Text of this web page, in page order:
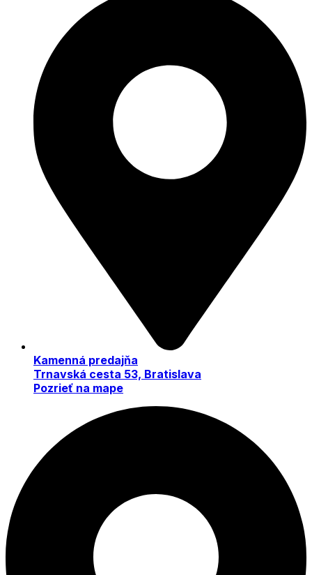
Kamenná predajňa
Trnavská cesta 53, Bratislava
Pozrieť na mape